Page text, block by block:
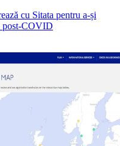
cu Sitata pentru a-și
post-COVID